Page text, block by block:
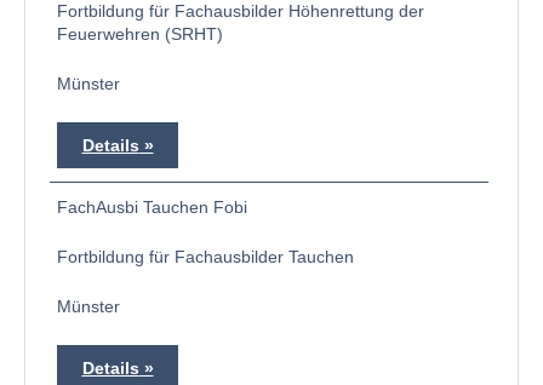
Fortbildung für Fachausbilder Höhenrettung der
Feuerwehren (SRHT)
Münster
Details
FachAusbi Tauchen Fobi
Fortbildung für Fachausbilder Tauchen
Münster
Details